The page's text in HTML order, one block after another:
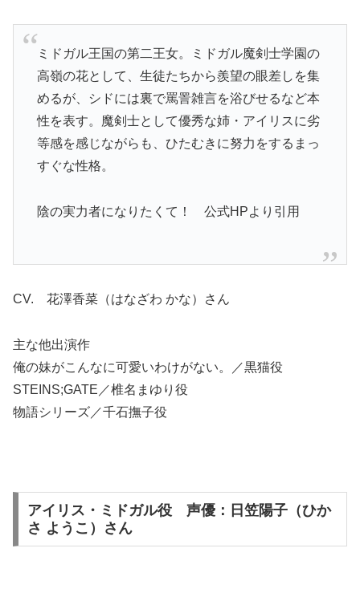
ミドガル王国の第二王女。ミドガル魔剣士学園の
高嶺の花として、生徒たちから羨望の眼差しを集
めるが、シドには裏で罵詈雑言を浴びせるなど本
性を表す。魔剣士として優秀な姉・アイリスに劣
等感を感じながらも、ひたむきに努力をするまっ
すぐな性格。
陰の実力者になりたくて！ 公式HPより引用
CV. 花澤香菜（はなざわ かな）さん
主な他出演作
俺の妹がこんなに可愛いわけがない。／黒猫役
STEINS;GATE／椎名まゆり役
物語シリーズ／千石撫子役
アイリス・ミドガル役 声優：日笠陽子（ひか
さ ようこ）さん